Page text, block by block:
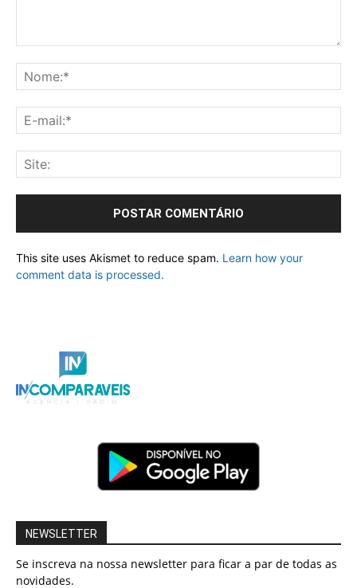
This site uses Akismet to reduce spam. Learn how your
comment data is processed.
NEWSLETTER
Se inscreva na nossa newsletter para ficar a par de todas as
novidades.